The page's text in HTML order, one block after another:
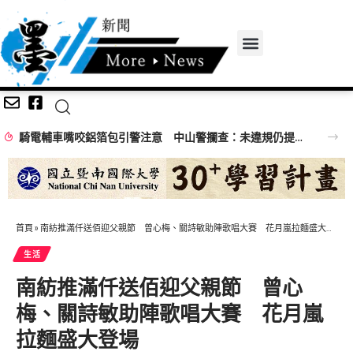
騎電輔車嘴咬鋁箔包引警注意 中山警攔查：未違規仍提醒專心騎乘
首頁 » 南紡推滿仟送佰迎父親節 曾心梅、關詩敏助陣歌唱大賽 花月嵐拉麵盛大登場
生活
南紡推滿仟送佰迎父親節 曾心
梅、關詩敏助陣歌唱大賽 花月嵐
拉麵盛大登場